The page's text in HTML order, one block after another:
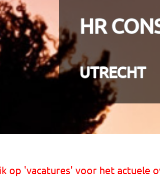
HR
UTRECHT
op 'vacatures' voor het actuele